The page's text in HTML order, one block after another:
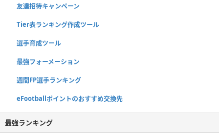
友達招待キャンペーン
Tier表ランキング作成ツール
選手育成ツール
最強フォーメーション
週間FP選手ランキング
eFootballポイントのおすすめ交換先
最強ランキング